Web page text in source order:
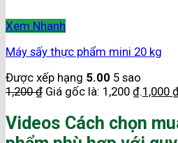
Xem Nhanh
Máy sấy thực phẩm mini 20 kg
Được xếp hạng 5.00 5 sao
1,200₫ Giá gốc là: 1,200 ₫.1,000
Videos Cách chọn